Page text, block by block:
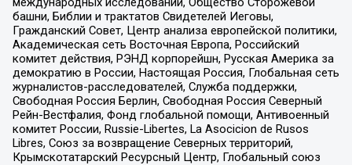
башни, Библии и трактатов Свидетелей Иеговы,
Гражданский Совет, Центр анализа европейской политики,
Академическая сеть Восточная Европа, Российский
комитет действия, РЭНД корпорейшн, Русская Америка за
демократию в России, Настоящая Россия, Глобальная сеть
журналистов-расследователей, Служба поддержки,
Свободная Россия Берлин, Свободная Россия Северный
Рейн-Вестфалия, Фонд глобальной помощи, Антивоенный
комитет России, Russie-Libertes, La Asocicion de Rusos
Libres, Союз за возвращение Северных территорий,
Крымскотатарский Ресурсный Центр, Глобальный союз